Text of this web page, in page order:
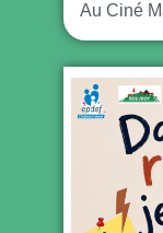
Au Ciné